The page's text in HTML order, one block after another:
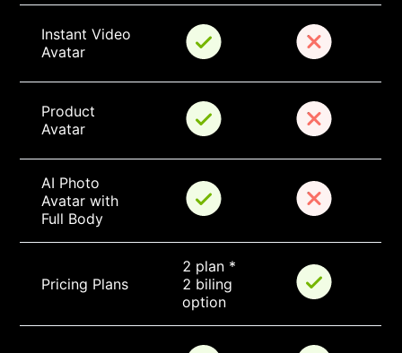
Instant Video
Avatar
Product
Avatar
AI Photo
Avatar with
Full Body
Pricing Plans
2 plan *
2 biling
option